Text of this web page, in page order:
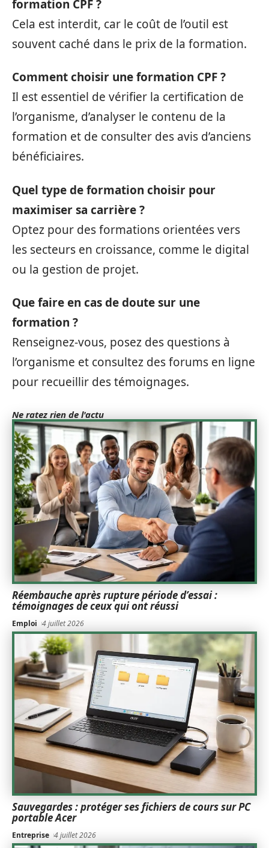
formation CPF ?
Cela est interdit, car le coût de l’outil est
souvent caché dans le prix de la formation.
Comment choisir une formation CPF ?
Il est essentiel de vérifier la certification de
l’organisme, d’analyser le contenu de la
formation et de consulter des avis d’anciens
bénéficiaires.
Quel type de formation choisir pour
maximiser sa carrière ?
Optez pour des formations orientées vers
les secteurs en croissance, comme le digital
ou la gestion de projet.
Que faire en cas de doute sur une
formation ?
Renseignez-vous, posez des questions à
l’organisme et consultez des forums en ligne
pour recueillir des témoignages.
Ne ratez rien de l'actu
Réembauche après rupture période d’essai :
témoignages de ceux qui ont réussi
Emploi 4 juillet 2026
Sauvegardes : protéger ses fichiers de cours sur PC
portable Acer
Entreprise 4 juillet 2026